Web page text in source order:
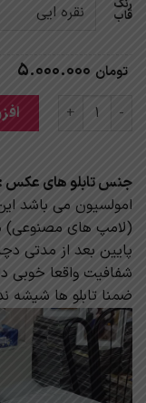
رنگ
قاب
تومان 5.000.000
تابلو دکوراتیو گل سیاه
جنس تابلو های عکس :
امولسیون می باشد
(لامپ های مصنوعی)
پایین بعد از مدتی
شفافیت واقعا خوبی
ضمنا تابلو ها شیشه